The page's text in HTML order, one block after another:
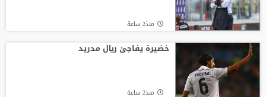
لوكا زيدان يودع غرناطة ويوقع لناد إسباني
جديد
منذ2 ساعة
خضيرة يفاجئ ريال مدريد
منذ2 ساعة